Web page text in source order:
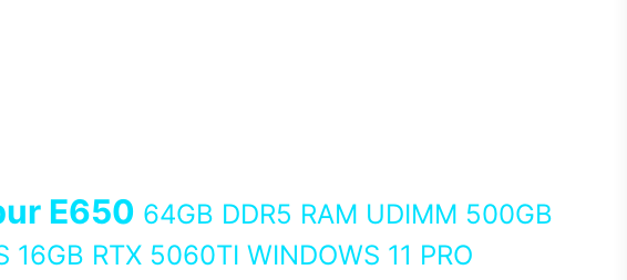
E650 64GB DDR5 RAM UDIMM 500GB
16GB RTX 5060TI WINDOWS 11 PRO